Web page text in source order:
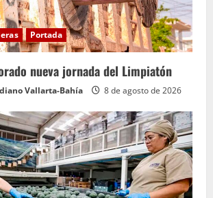
Portada
nueva jornada del Limpiatón
Vallarta-Bahía 8 de agosto de 2026